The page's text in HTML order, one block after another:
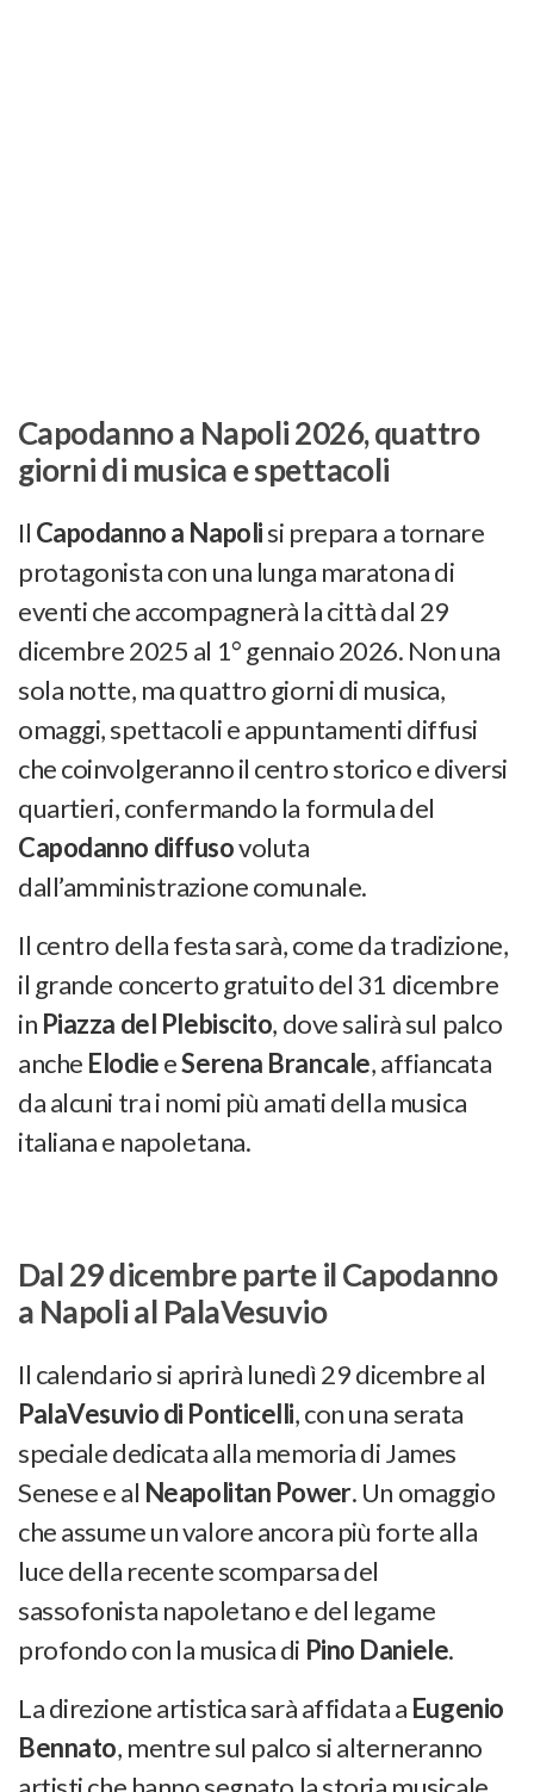
Capodanno a Napoli 2026, quattro
giorni di musica e spettacoli
Il Capodanno a Napolisi prepara a tornare
protagonista con una lunga maratona di
eventi che accompagnerà la città dal 29
dicembre 2025 al 1° gennaio 2026. Non una
sola notte, ma quattro giorni di musica,
omaggi, spettacoli e appuntamenti diffusi
che coinvolgeranno il centro storico e diversi
quartieri, confermando la formula del
Capodanno diffusovoluta
dall’amministrazione comunale.
Il centro della festa sarà, come da tradizione,
il grande concerto gratuito del 31 dicembre
in Piazza del Plebiscito, dove salirà sul palco
anche ElodieeSerena Brancale, affiancata
da alcuni tra i nomi più amati della musica
italiana e napoletana.
Dal 29 dicembre parte il Capodanno
a Napoli al PalaVesuvio
Il calendario si aprirà lunedì 29 dicembre al
PalaVesuvio di Ponticelli, con una serata
speciale dedicata alla memoria di James
Senese e al Neapolitan Power. Un omaggio
che assume un valore ancora più forte alla
luce della recente scomparsa del
sassofonista napoletano e del legame
profondo con la musica di Pino Daniele.
La direzione artistica sarà affidata a Eugenio
Bennato, mentre sul palco si alterneranno